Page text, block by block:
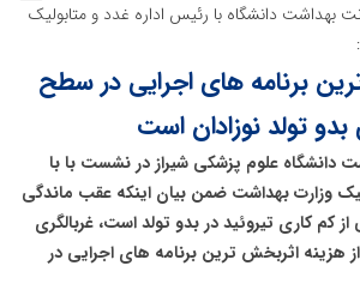
دانشگاه با رئیس اداره غدد و متابولیک
برنامه های اجرایی در سطح
بدو تولد نوزادان است
علوم پزشکی شیراز در نشست با با
وزارت بهداشت ضمن بیان اینکه عقب ماندگی
کم کاری تیروئید در بدو تولد است، غربالگری
هزینه اثربخش ترین برنامه های اجرایی در